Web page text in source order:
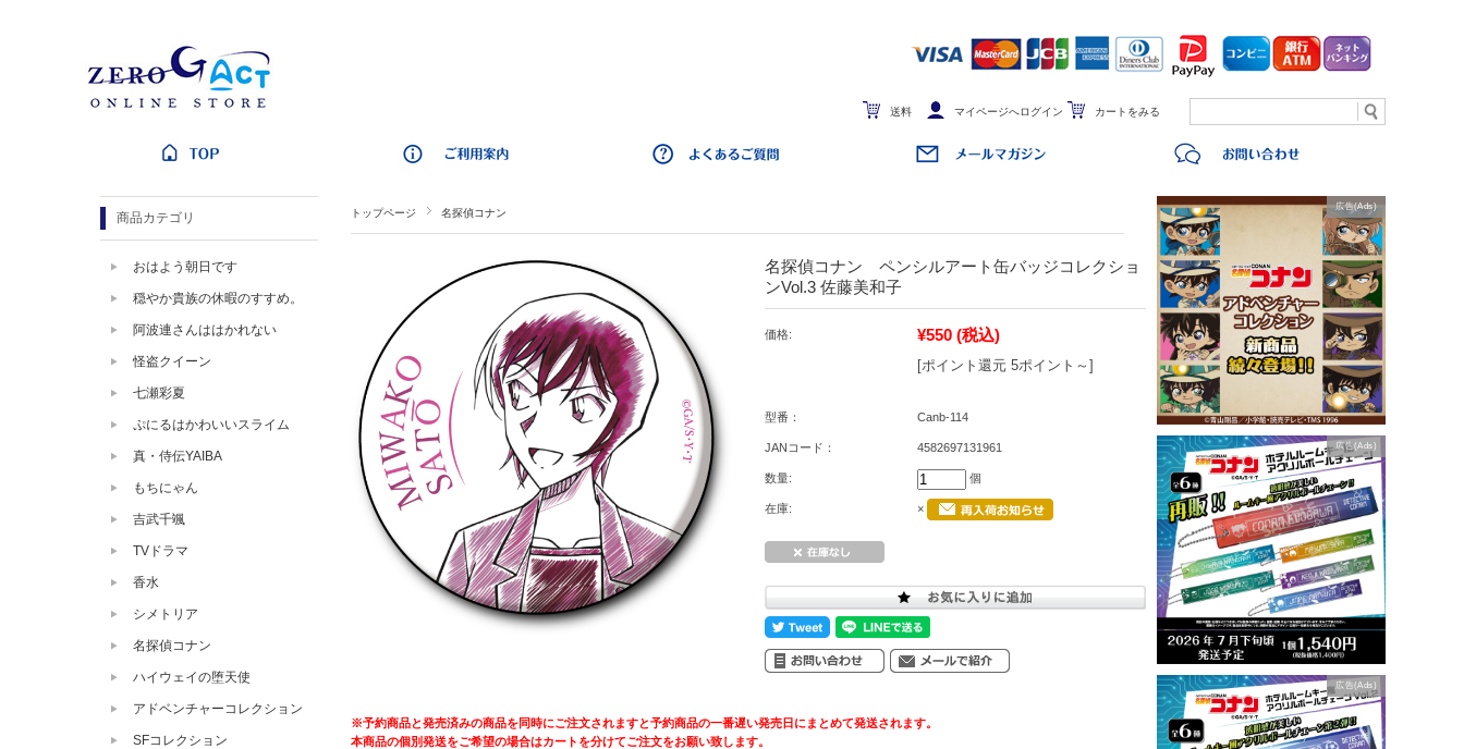
送料 マイページへログイン カートをみる
広告(Ads)
広告(Ads)
広告(Ads)
トップページ 名探偵コナン
名探偵コナン ペンシルアート缶バッジコレクショ
ンVol.3 佐藤美和子
価格: ¥550 (税込)
[ポイント還元 5ポイント～]
型番： Canb-114
JANコード： 4582697131961
数量: 個
在庫: ×
※予約商品と発売済みの商品を同時にご注文されますと予約商品の一番遅い発売日にまとめて発送されます。
本商品の個別発送をご希望の場合はカートを分けてご注文をお願い致します。
商品カテゴリ
おはよう朝日です
穏やか貴族の休暇のすすめ。
阿波連さんははかれない
怪盗クイーン
七瀬彩夏
ぷにるはかわいいスライム
真・侍伝YAIBA
もちにゃん
吉武千颯
TVドラマ
香水
シメトリア
名探偵コナン
ハイウェイの堕天使
アドベンチャーコレクション
SFコレクション